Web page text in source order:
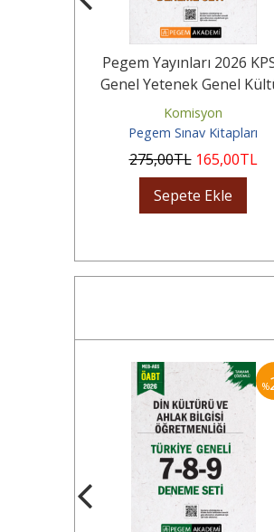
Pegem Yayınları 2026
Genel Yetenek Genel
Ön Lisans Tamamı...
Komisyon
Pegem Sınav Kitapları
275,00TL 165,00TL
Sepete Ekle
%